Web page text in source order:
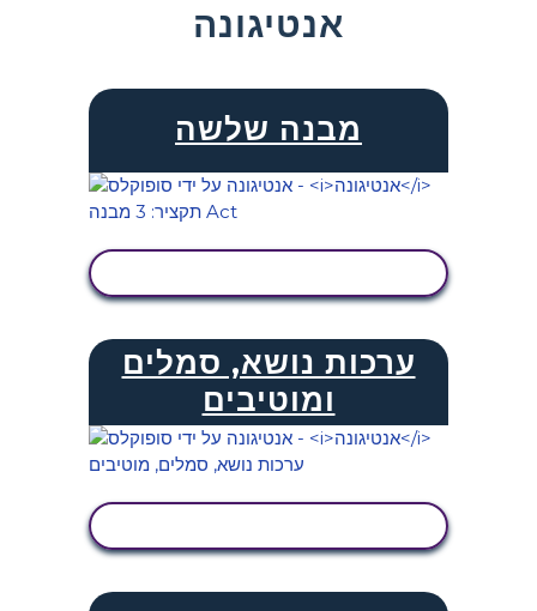
אנטיגונה
מבנה שלשה
ערכות נושא, סמלים
ומוטיבים